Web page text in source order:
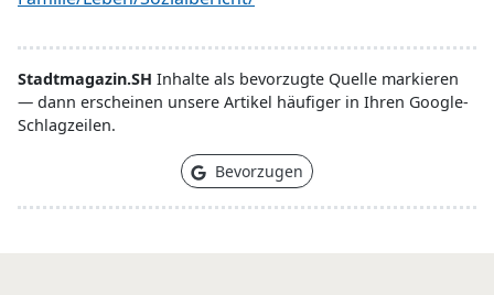
Stadtmagazin.SH Inhalte als bevorzugte Quelle markieren
— dann erscheinen unsere Artikel häufiger in Ihren Google-
Schlagzeilen.
Bevorzugen